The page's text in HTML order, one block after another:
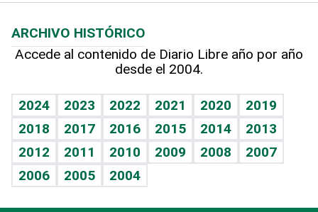
Hablando con el pediatra
Vida y familia
Eñe
Celebrando la vida
Sin complejos
TBT Deportivo
Más firmas
Hecho en casa
Guía del dinero
Cumpleaños
Horóscopos
Crucigramas
ARCHIVO HISTÓRICO
Accede al contenido de Diario Libre año por año
desde el 2004.
2024 2023 2022 2021 2020
2019
2018
2017 2016 2015 2014
2013
2012
2011 2010 2009 2008
2007
2006
2005 2004